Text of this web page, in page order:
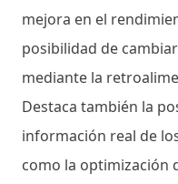
mejora en el
posibilidad de
mediante la
Destaca también la
información real de
como la optimización